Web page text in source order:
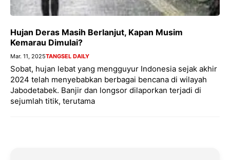
Hujan Deras Masih Berlanjut, Kapan Musim
Kemarau Dimulai?
Mar. 11, 2025TANGSEL DAILY
Sobat, hujan lebat yang mengguyur Indonesia sejak akhir
2024 telah menyebabkan berbagai bencana di wilayah
Jabodetabek. Banjir dan longsor dilaporkan terjadi di
sejumlah titik, terutama